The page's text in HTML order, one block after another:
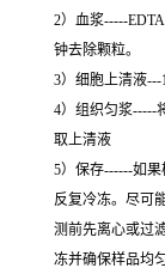
2）血浆-----
钟去除颗粒。
3）细胞上清液---
4）组织匀浆-----
取上清液
5）保存------如
反复冷冻。尽可
测前先离心或过
冻并确保样品均